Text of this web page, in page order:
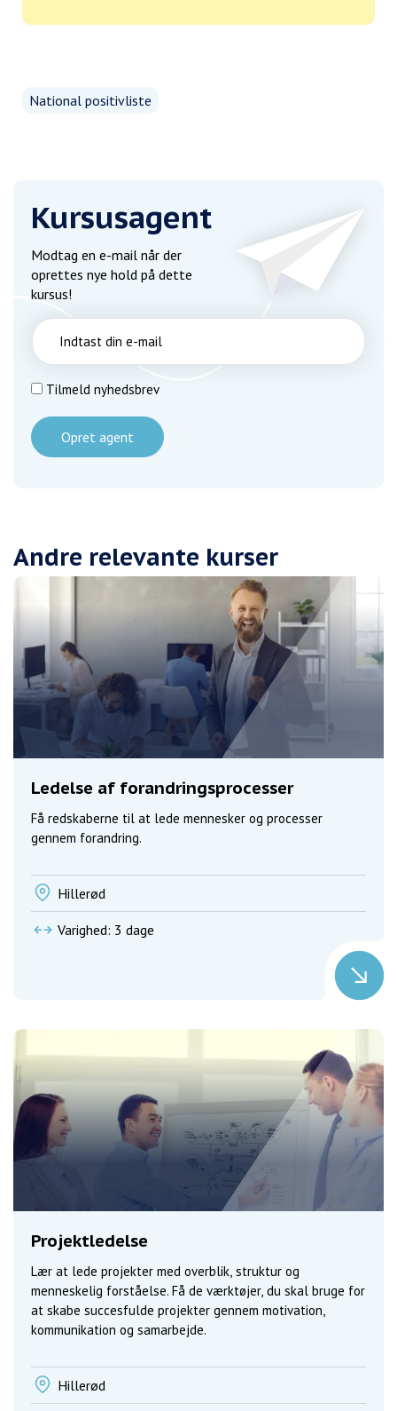
National positivliste
Kursusagent
Modtag en e-mail når der
oprettes nye hold på dette
kursus!
Tilmeld nyhedsbrev
Opret agent
Andre relevante kurser
Ledelse af forandringsprocesser
Få redskaberne til at lede mennesker og processer
gennem forandring.
Hillerød
Varighed: 3 dage
Projektledelse
Lær at lede projekter med overblik, struktur og
menneskelig forståelse. Få de værktøjer, du skal bruge for
at skabe succesfulde projekter gennem motivation,
kommunikation og samarbejde.
Hillerød